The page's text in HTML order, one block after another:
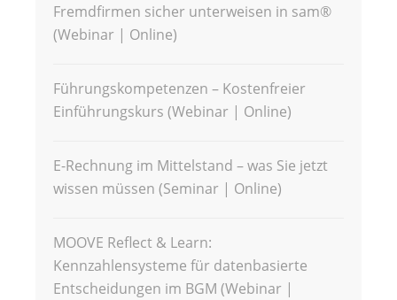
Fremdfirmen sicher unterweisen in sam®
(Webinar | Online)
Führungskompetenzen – Kostenfreier
Einführungskurs (Webinar | Online)
E-Rechnung im Mittelstand – was Sie jetzt
wissen müssen (Seminar | Online)
MOOVE Reflect & Learn:
Kennzahlensysteme für datenbasierte
Entscheidungen im BGM (Webinar |